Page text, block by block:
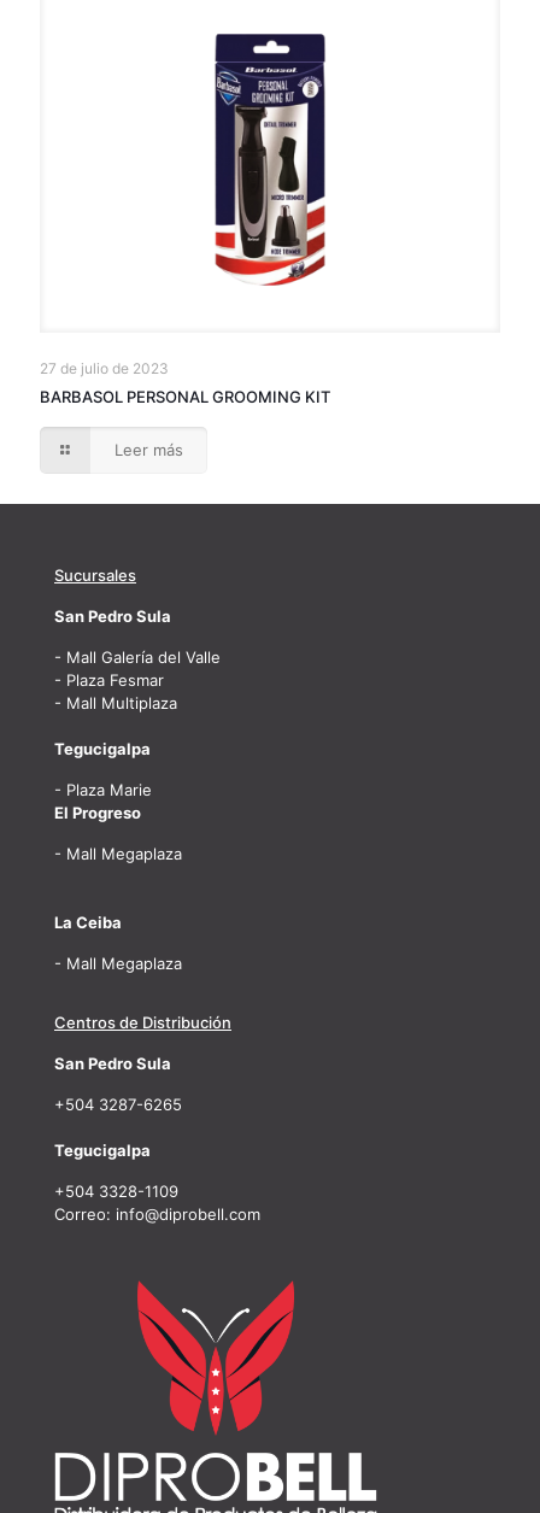
27 de julio de 2023
BARBASOL PERSONAL GROOMING KIT
Leer más
Sucursales
San Pedro Sula
- Mall Galería del Valle
- Plaza Fesmar
- Mall Multiplaza
Tegucigalpa
- Plaza Marie
El Progreso
- Mall Megaplaza
La Ceiba
- Mall Megaplaza
Centros de Distribución
San Pedro Sula
+504 3287-6265
Tegucigalpa
+504 3328-1109
Correo: info@diprobell.com